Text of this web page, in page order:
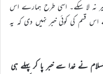
نہ لا سکے۔ اسی طرح ہمارے اس
قسم کی کوئی خبر نہیں دی کہ یہ
نے خدا سے خبر پا کر پہلے ہی